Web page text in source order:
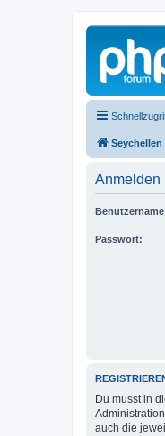
Anmelden
Passwort:
Du musst in
auch die